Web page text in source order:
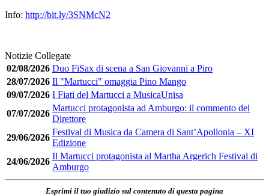
Info: http://bit.ly/3SNMcN2
Notizie Collegate
02/08/2026 Duo FiSax di scena a San Giovanni a Piro
28/07/2026 Il "Martucci" omaggia Pino Mango
09/07/2026 I Fiati del Martucci a MusicaUnisa
07/07/2026
Martucci protagonista ad Amburgo: il commento del
Direttore
29/06/2026
Festival di Musica da Camera di Sant’Apollonia – XI
Edizione
24/06/2026
Il Martucci protagonista al Martha Argerich Festival di
Amburgo
Esprimi il tuo giudizio sul contenuto di questa pagina